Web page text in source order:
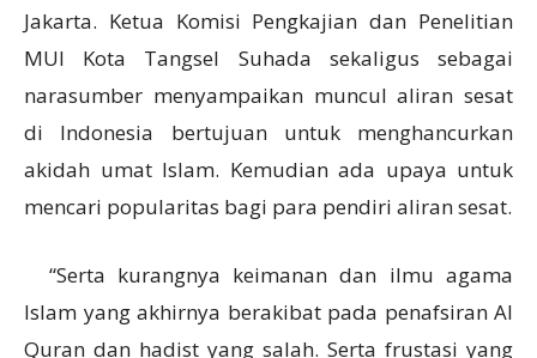
Jakarta. Ketua Komisi Pengkajian dan Penelitian
MUI Kota Tangsel Suhada sekaligus sebagai
narasumber menyampaikan muncul aliran sesat
di Indonesia bertujuan untuk menghancurkan
akidah umat Islam. Kemudian ada upaya untuk
mencari popularitas bagi para pendiri aliran sesat.
“Serta kurangnya keimanan dan ilmu agama
Islam yang akhirnya berakibat pada penafsiran Al
Quran dan hadist yang salah. Serta frustasi yang